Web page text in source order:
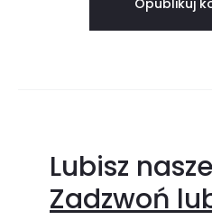
Lubisz
Zadzwoń